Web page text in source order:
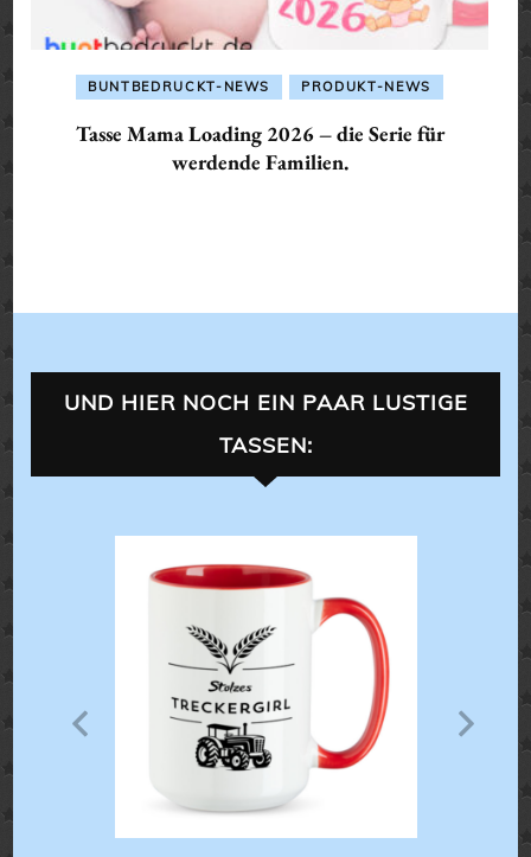
BUNTBEDRUCKT-NEWS PRODUKT-NEWS
Tasse Mama Loading 2026 – die Serie für
werdende Familien.
UND HIER NOCH EIN PAAR LUSTIGE
TASSEN: